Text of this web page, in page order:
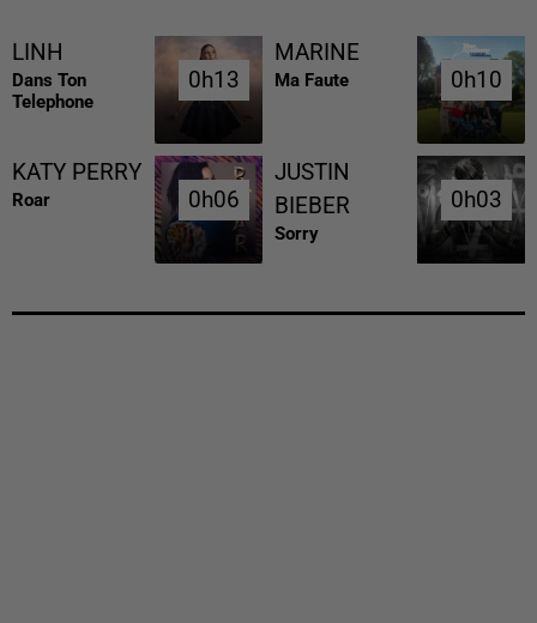
LINH
Dans Ton
Telephone
0h13
0h13
MARINE
Ma Faute 0h10
0h10
KATY PERRY
Roar 0h06
0h06
JUSTIN
BIEBER
Sorry
0h03
0h03